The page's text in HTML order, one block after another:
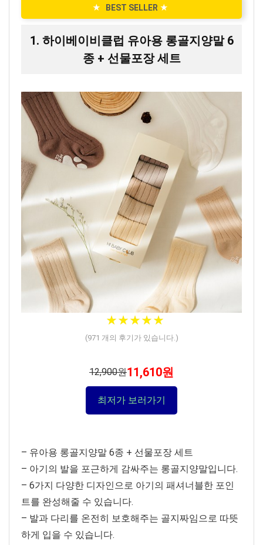
★ BEST SELLER ★
1. 하이베이비클럽 유아용 롱골지양말 6
종 + 선물포장 세트
★★★★★
★★★★★
(971 개의 후기가 있습니다.)
12,900원11,610원
최저가 보러가기
– 유아용 롱골지양말 6종 + 선물포장 세트
– 아기의 발을 포근하게 감싸주는 롱골지양말입니다.
– 6가지 다양한 디자인으로 아기의 패셔너블한 포인
트를 완성해줄 수 있습니다.
– 발과 다리를 온전히 보호해주는 골지짜임으로 따뜻
하게 입을 수 있습니다.